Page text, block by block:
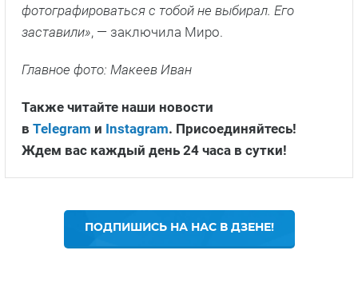
фотографироваться с тобой не выбирал. Его
заставили», — заключила Миро.
Главное фото: Макеев Иван
Также читайте наши новости
в Telegram и Instagram. Присоединяйтесь!
Ждем вас каждый день 24 часа в сутки!
ПОДПИШИСЬ НА НАС В ДЗЕНЕ!